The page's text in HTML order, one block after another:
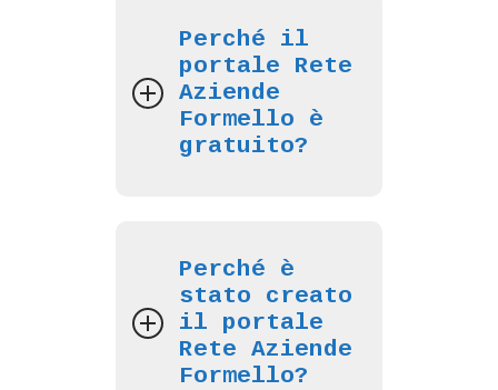
Perché il
portale Rete
Aziende
Formello è
gratuito?
Perché è
stato creato
il portale
Rete Aziende
Formello?